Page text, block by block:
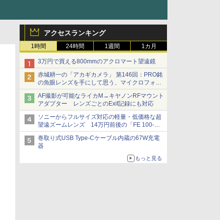
アクセスランキング
1時間 24時間 1週間 1カ月
3万円で買える800mmのアクロマート望遠鏡
赤城耕一の「アカギカメラ」 第146回：PRO銘
の魚眼レンズを手にして思う、マイクロフォー
サーズへの期待と可能性
AF撮影が可能なライカM→キヤノンRFマウント
アダプター レンズごとのExif記録にも対応
ソニーからフルサイズ対応の軽量・低価格な超
望遠ズームレンズ 14万円前後の「FE 100-
400mm F5.6-8 OSS」
巻取り式USB Type-Cケーブル内蔵の67W充電
器
もっと見る